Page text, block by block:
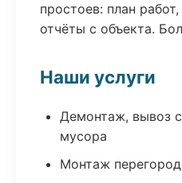
простоев: план
отчёты с объекта.
Наши услуги
Демонтаж, вывоз
мусора
Монтаж